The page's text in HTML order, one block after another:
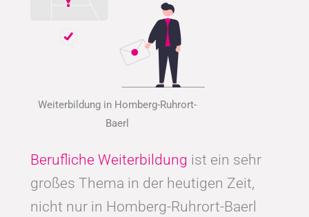
Weiterbildung in Homberg-Ruhrort-
Baerl
Berufliche Weiterbildung ist ein sehr
großes Thema in der heutigen Zeit,
nicht nur in Homberg-Ruhrort-Baerl